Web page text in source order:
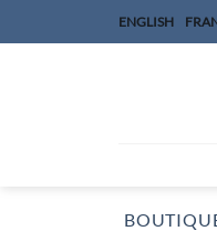
to
ENGLISH